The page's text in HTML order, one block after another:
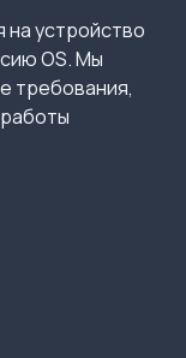
устройство
OS. Мы
требования,